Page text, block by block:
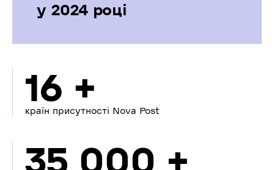
у 2024 році
16 +
країн присутності Nova Post
35 000 +